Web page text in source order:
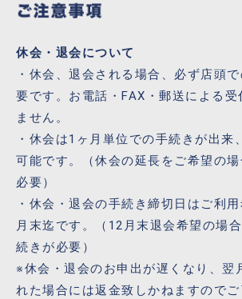
休会・退会について
・休会、退会される場合、必ず店頭
要です。お電話・FAX・郵送による受
ません。
・休会は1ヶ月単位での手続きが出来
可能です。（休会の延長をご希望の
必要）
・休会・退会の手続き締切日はご利
月末迄です。（12月末退会希望の場
続きが必要）
※休会・退会のお申出が遅くなり、翌
れた場合には返金致しかねますのでご